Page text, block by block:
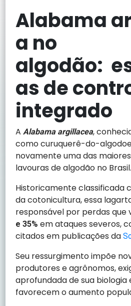
Alabama
a no
algodão:
as de
integrado
AAlabama argillacea,
como curuquerê-do-
novamente uma das
lavouras de algodão no Brasil.
Historicamente classificada
da cotonicultura, essa
responsável por perdas que
e 35% em ataques severos,
citados em publicações da
Seu ressurgimento impõe
produtores e agrônomos,
aprofundada de sua biologia
favorecem o aumento